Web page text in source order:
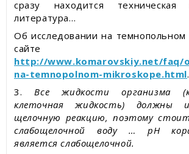
сразу находится
литература…
Об исследовании на темнопольном
сайте
http://www.komarovskiy.net/faq/
na-temnopolnom-mikroskope.html.
3.Все жидкости организма
клеточная жидкость) должны
щелочную реакцию, поэтому
слабощелочной воду … рН
является слабощелочной.